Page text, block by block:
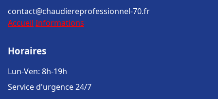
contact@chaudiereprofessionnel-70.fr
Accueil Informations
Horaires
Lun-Ven: 8h-19h
Service d'urgence 24/7